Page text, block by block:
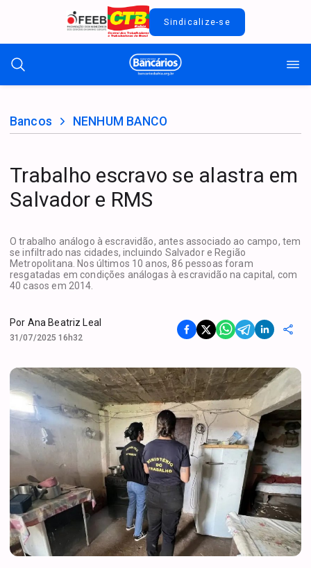
Sindicalize-se
Bancos NENHUM BANCO
Trabalho escravo se alastra em
Salvador e RMS
O trabalho análogo à escravidão, antes associado ao campo, tem
se infiltrado nas cidades, incluindo Salvador e Região
Metropolitana. Nos últimos 10 anos, 86 pessoas foram
resgatadas em condições análogas à escravidão na capital, com
40 casos em 2014.
Por Ana Beatriz Leal
31/07/2025 16h32